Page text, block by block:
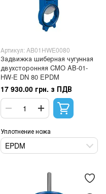
Артикул: AB01HWE0080
Задвижка шиберная чугунная
двухсторонняя CMO AB-01-
HW-E DN 80 EPDM
17 930.00 грн. з ПДВ
Уплотнение ножа
EPDM